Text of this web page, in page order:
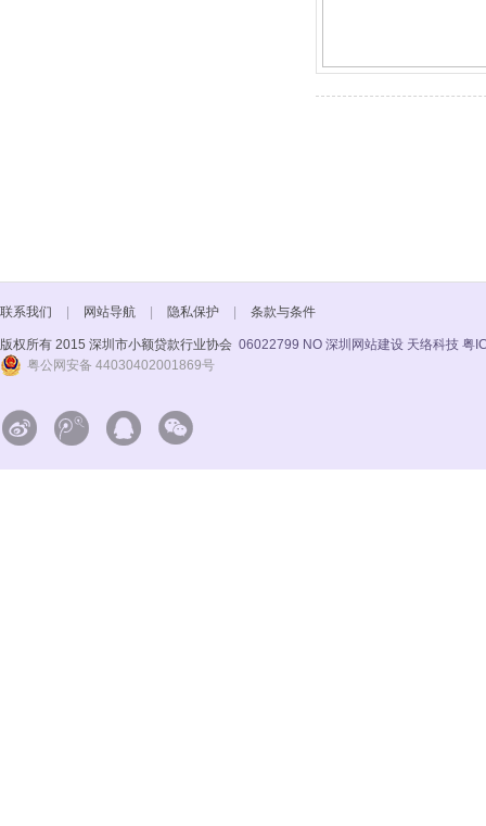
联系我们 网站导航 隐私保护 条款与条件
版权所有 2015 深圳市小额贷款行业协会 06022799 NO 深圳网站建设 天络科技 粤
粤公网安备 44030402001869号
   